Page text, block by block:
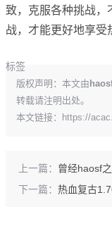
致，克服各种挑战，
战，才能更好地享受
标签
版权声明：本文由
转载请注明出处。
本文链接： https://
上一篇： 曾经haosf
下一篇： 热血复古